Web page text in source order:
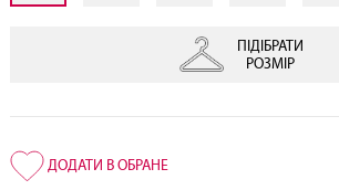
ПІДІБРАТИ
РОЗМІР